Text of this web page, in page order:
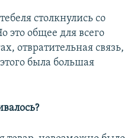
столкнулись со
общее для всего
отвратительная связь,
была большая